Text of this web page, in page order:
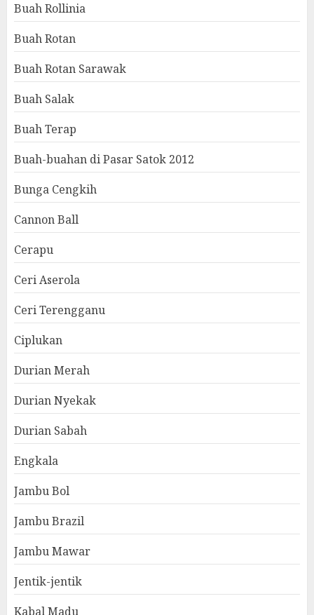
Buah Rollinia
Buah Rotan
Buah Rotan Sarawak
Buah Salak
Buah Terap
Buah-buahan di Pasar Satok 2012
Bunga Cengkih
Cannon Ball
Cerapu
Ceri Aserola
Ceri Terengganu
Ciplukan
Durian Merah
Durian Nyekak
Durian Sabah
Engkala
Jambu Bol
Jambu Brazil
Jambu Mawar
Jentik-jentik
Kabal Madu